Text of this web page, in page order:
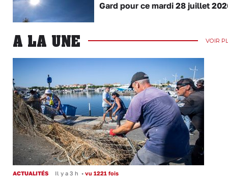
Gard pour ce mardi 28 juillet
A LA UNE VOIR
ACTUALITÉS Il y a 3 h • vu 1221 fois